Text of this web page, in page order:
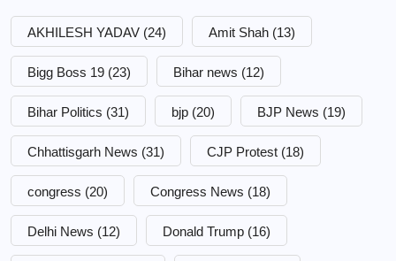
AKHILESH YADAV (24) Amit Shah (13)
Bigg Boss 19 (23) Bihar news (12)
Bihar Politics (31) bjp (20) BJP News (19)
Chhattisgarh News (31) CJP Protest (18)
congress (20) Congress News (18)
Delhi News (12) Donald Trump (16)